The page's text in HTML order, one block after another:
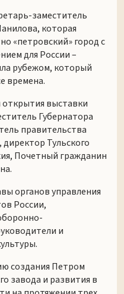
заместитель
которая
«петровский» город с
для России –
рубежом, который
времена.
выставки
Губернатора
правительства
Тульского
Почетный гражданин
органов управления
России,
и
создания Петром
завода и развития в